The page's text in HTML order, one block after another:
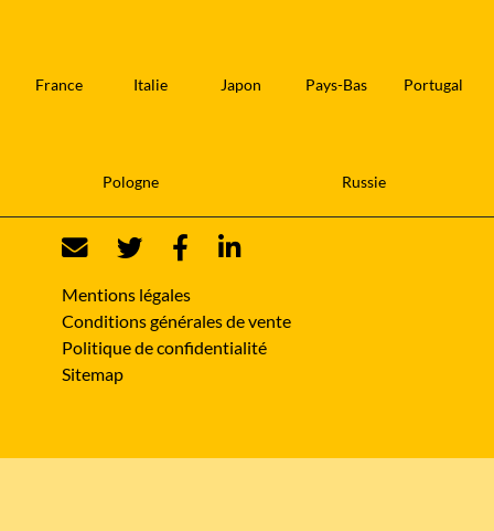
France Italie Japon Pays-Bas Portugal
Pologne Russie
Mentions légales
Conditions générales de vente
Politique de confidentialité
Sitemap